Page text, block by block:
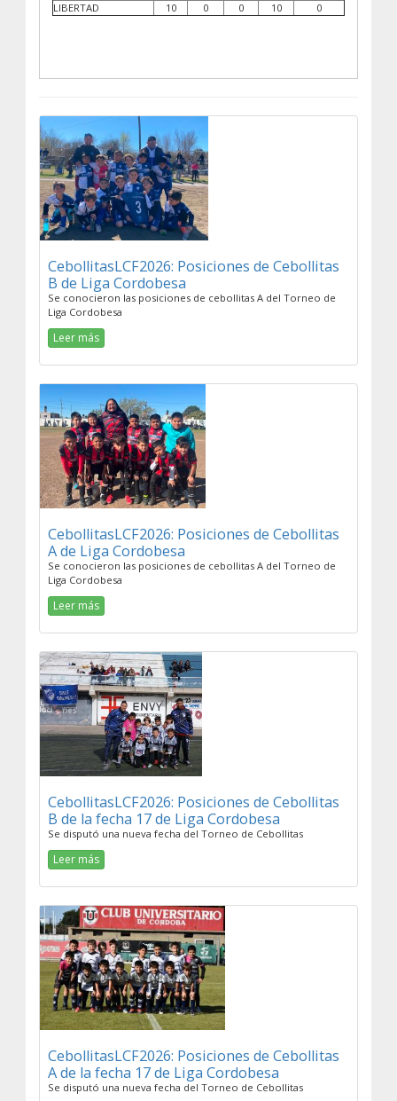
LIBERTAD
10 0 0 10 0
CebollitasLCF2026: Posiciones de Cebollitas
B de Liga Cordobesa
Se conocieron las posiciones de cebollitas A del Torneo de
Liga Cordobesa
Leer más
CebollitasLCF2026: Posiciones de Cebollitas
A de Liga Cordobesa
Se conocieron las posiciones de cebollitas A del Torneo de
Liga Cordobesa
Leer más
CebollitasLCF2026: Posiciones de Cebollitas
B de la fecha 17 de Liga Cordobesa
Se disputó una nueva fecha del Torneo de Cebollitas
Leer más
CebollitasLCF2026: Posiciones de Cebollitas
A de la fecha 17 de Liga Cordobesa
Se disputó una nueva fecha del Torneo de Cebollitas